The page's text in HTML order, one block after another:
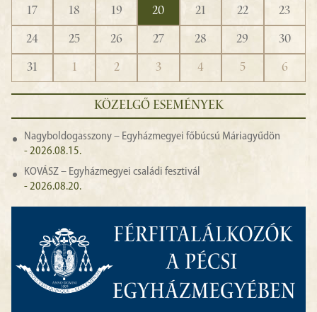
17
18 19 20 21 22
23
24
25 26 27 28 29
30
31
1 2 3 4 5 6
KÖZELGŐ ESEMÉNYEK
Nagyboldogasszony – Egyházmegyei főbúcsú Máriagyűdön
- 2026.08.15.
KOVÁSZ – Egyházmegyei családi fesztivál
- 2026.08.20.